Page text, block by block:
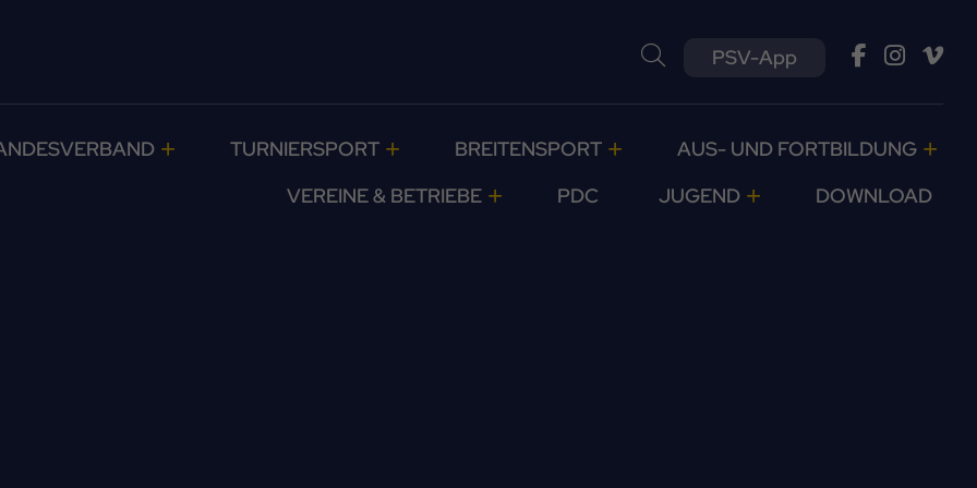
PSV-App
TURNIERSPORT BREITENSPORT
AUS- UND FORTBILDUNG
VEREINE & BETRIEBE
PDC JUGEND DOWNLOAD